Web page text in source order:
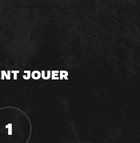
JOUER
1